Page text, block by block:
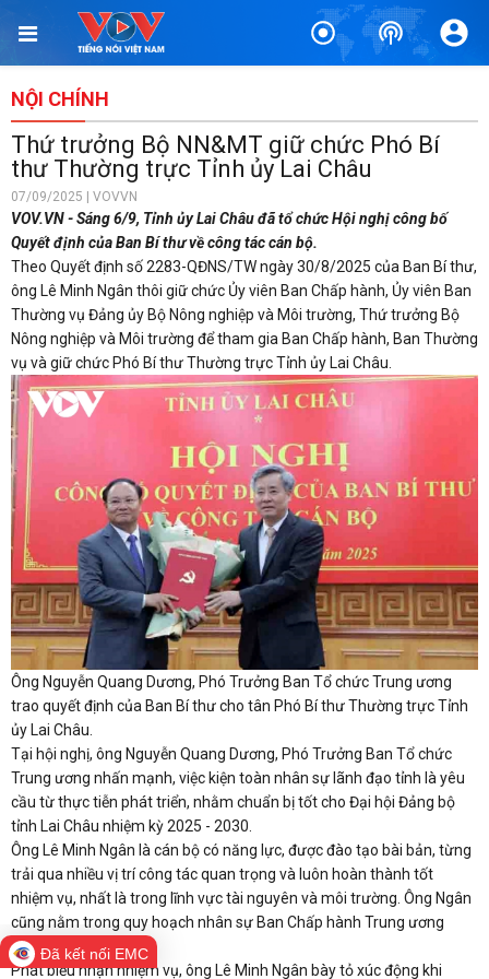
NỘI CHÍNH
Thứ trưởng Bộ NN&MT giữ chức Phó Bí
thư Thường trực Tỉnh ủy Lai Châu
07/09/2025 | VOVVN
VOV.VN - Sáng 6/9, Tỉnh ủy Lai Châu đã tổ chức Hội nghị công bố
Quyết định của Ban Bí thư về công tác cán bộ.
Theo Quyết định số 2283-QĐNS/TW ngày 30/8/2025 của Ban Bí thư,
ông Lê Minh Ngân thôi giữ chức Ủy viên Ban Chấp hành, Ủy viên Ban
Thường vụ Đảng ủy Bộ Nông nghiệp và Môi trường, Thứ trưởng Bộ
Nông nghiệp và Môi trường để tham gia Ban Chấp hành, Ban Thường
vụ và giữ chức Phó Bí thư Thường trực Tỉnh ủy Lai Châu.
Ông Nguyễn Quang Dương, Phó Trưởng Ban Tổ chức Trung ương
trao quyết định của Ban Bí thư cho tân Phó Bí thư Thường trực Tỉnh
ủy Lai Châu.
Tại hội nghị, ông Nguyễn Quang Dương, Phó Trưởng Ban Tổ chức
Trung ương nhấn mạnh, việc kiện toàn nhân sự lãnh đạo tỉnh là yêu
cầu từ thực tiễn phát triển, nhằm chuẩn bị tốt cho Đại hội Đảng bộ
tỉnh Lai Châu nhiệm kỳ 2025 - 2030.
Ông Lê Minh Ngân là cán bộ có năng lực, được đào tạo bài bản, từng
trải qua nhiều vị trí công tác quan trọng và luôn hoàn thành tốt
nhiệm vụ, nhất là trong lĩnh vực tài nguyên và môi trường. Ông Ngân
cũng nằm trong quy hoạch nhân sự Ban Chấp hành Trung ương
Đảng nhiệm kỳ tới.
Phát biểu nhận nhiệm vụ, ông Lê Minh Ngân bày tỏ xúc động khi
Đã kết nối EMC